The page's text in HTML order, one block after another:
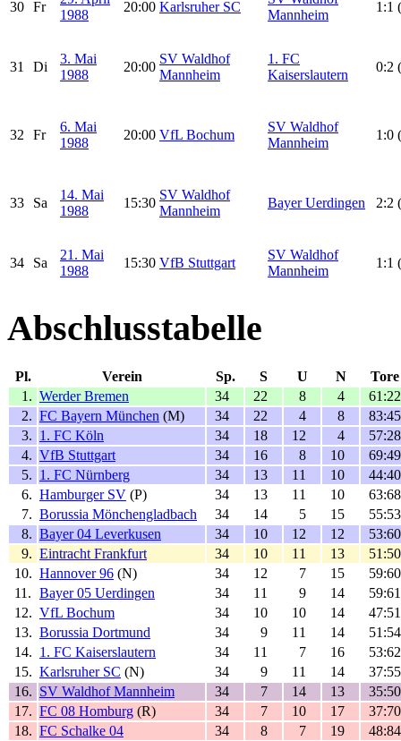
30 Fr
1988
20:00 Karlsruher SC
Mannheim
1:1
31 Di
3. Mai
1988
20:00
SV Waldhof
Mannheim
1. FC
Kaiserslautern
0:2
32 Fr
6. Mai
1988
20:00 VfL Bochum
SV Waldhof
Mannheim
1:0
33 Sa
14. Mai
1988
15:30
SV Waldhof
Mannheim
Bayer Uerdingen 2:2
34 Sa
21. Mai
1988
15:30 VfB Stuttgart
SV Waldhof
Mannheim
1:1
Abschlusstabelle
Pl. Verein Sp. S U N
Tore
1. Werder Bremen 34 22 8 4
61:22
2. FC Bayern München (M) 34 22 4 8
83:45
3. 1. FC Köln 34 18 12 4
57:28
4. VfB Stuttgart 34 16 8 10
69:49
5. 1. FC Nürnberg 34 13 11 10
44:40
6. Hamburger SV (P) 34 13 11 10
63:68
7. Borussia Mönchengladbach 34 14 5 15
55:53
8. Bayer 04 Leverkusen 34 10 12 12
53:60
9. Eintracht Frankfurt 34 10 11 13
51:50
10. Hannover 96 (N) 34 12 7 15
59:60
11. Bayer 05 Uerdingen 34 11 9 14
59:61
12. VfL Bochum 34 10 10 14
47:51
13. Borussia Dortmund 34 9 11 14
51:54
14. 1. FC Kaiserslautern 34 11 7 16
53:62
15. Karlsruher SC (N) 34 9 11 14
37:55
16. SV Waldhof Mannheim 34 7 14 13
35:50
17. FC 08 Homburg (R) 34 7 10 17
37:70
18. FC Schalke 04 34 8 7 19 48:84